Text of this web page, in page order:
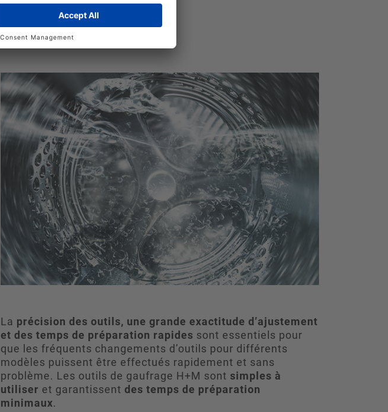
La précision des outils, une grande exactitude d’ajustement
et des temps de préparation rapides sont essentiels pour
que les fréquents changements d’outils pour différents
modèles puissent être effectués rapidement et sans
problème. Les outils de gaufrage H+M sont simples à
utiliser et garantissent des temps de préparation
minimaux.